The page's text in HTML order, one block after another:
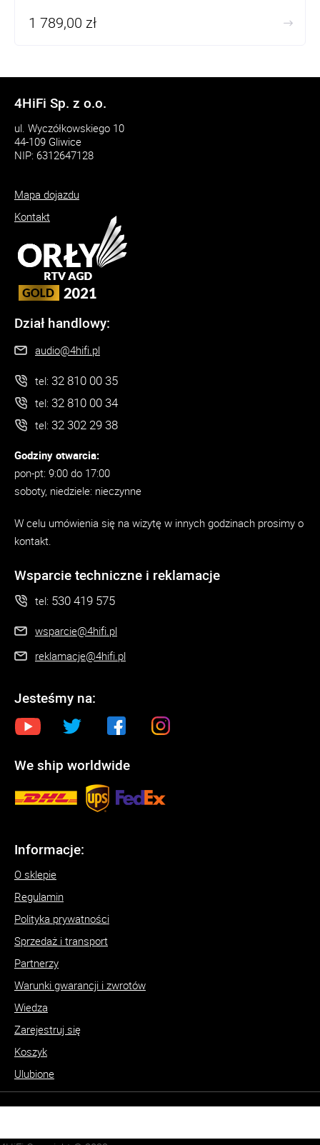
1 789,00 zł
4HiFi Sp. z o.o.
ul. Wyczółkowskiego 10
44-109 Gliwice
NIP: 6312647128
Mapa dojazdu
Kontakt
Dział handlowy:
audio@4hifi.pl
tel: 32 810 00 35
tel: 32 810 00 34
tel: 32 302 29 38
Godziny otwarcia:
pon-pt: 9:00 do 17:00
soboty, niedziele: nieczynne
W celu umówienia się na wizytę w innych godzinach prosimy o
kontakt.
Wsparcie techniczne i reklamacje
tel: 530 419 575
wsparcie@4hifi.pl
reklamacje@4hifi.pl
Jesteśmy na:
We ship worldwide
Informacje:
O sklepie
Regulamin
Polityka prywatności
Sprzedaż i transport
Partnerzy
Warunki gwarancji i zwrotów
Wiedza
Zarejestruj się
Koszyk
Ulubione